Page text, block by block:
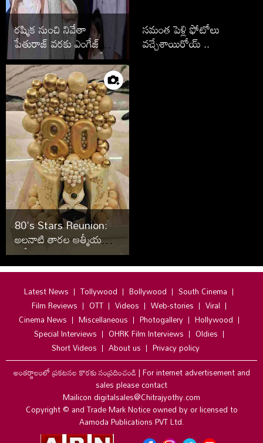
రష్మిక నుంచి నివేతా
పేతురాజ్ వరకు ఎంగేజ్
మెంట్ తరువాత పెళ్లి ఆపేసిన
స్టార్స్ వీరే
సమంత పెళ్లి ఫోటోలు
వచ్చేశాయిరోయ్ ..
80's Stars Reunion:
అలనాటి తారల ఆత్మీయ
సమ్మేళనం
Latest News Tollywood Bollywood
South Cinema
Film Reviews
OTT Videos Web-stories
Viral
Cinema News
Miscellaneous Photogallery
Hollywood
Special Interviews
OHRK Film Interviews
Oldies
Short Videos
About us
Privacy policy
అంతర్జాలంలో ప్రకటనల కొరకు సంప్రదించండి|For internet advertisement and
sales please contact
Mailicon digitalsales@Chitrajyothy.com
Copyright © and Trade Mark Notice owned by or licensed to
Aamoda Publications PVT Ltd.